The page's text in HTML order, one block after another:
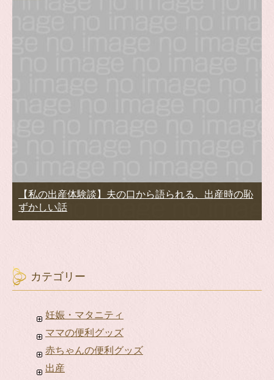
【私の出産体験談】夫の口から語られる、出産時の恥
ずかしい話
カテゴリー
妊娠・マタニティ
ママの便利グッズ
赤ちゃんの便利グッズ
出産